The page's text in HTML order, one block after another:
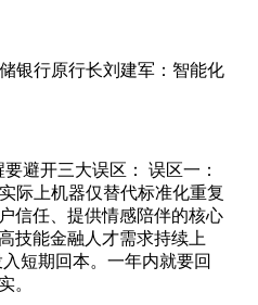
银行原行长刘建军：智能化
避开三大误区： 误区一：
际上机器仅替代标准化重复
信任、提供情感陪伴的核心
技能金融人才需求持续上
短期回本。一年内就要回
。